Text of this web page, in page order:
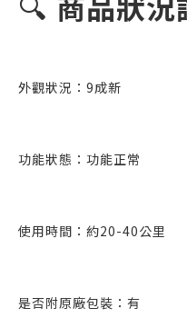
外觀狀況：9成新
功能狀態：功能正常
使用時間：約20-40公里
是否附原廠包裝：有